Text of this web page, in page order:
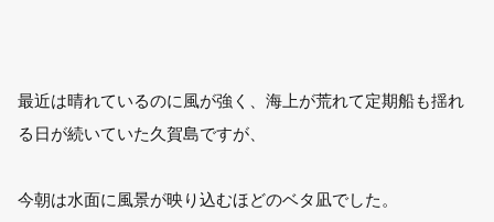
最近は晴れているのに風が強く、海上が荒れて定期船も揺れ
る日が続いていた久賀島ですが、
今朝は水面に風景が映り込むほどのベタ凪でした。